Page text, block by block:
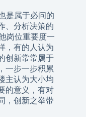
是属于必问的
、分析决策的
岗位重要度一
，有的人认为
创新常常属于
一步一步积累
主认为大小均
的意义，有对
，创新之举带